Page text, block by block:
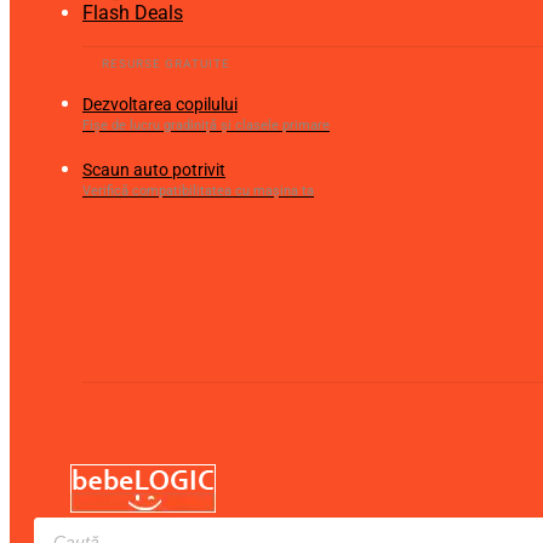
Flash Deals
Dezvoltarea copilului
Fișe de lucru gradiniță și clasele primare
Scaun auto potrivit
Verifică compatibilitatea cu mașina ta
Products